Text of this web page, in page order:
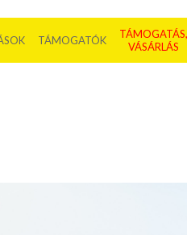
TÁMOGATÓK
TÁMOGATÁS,
VÁSÁRLÁS